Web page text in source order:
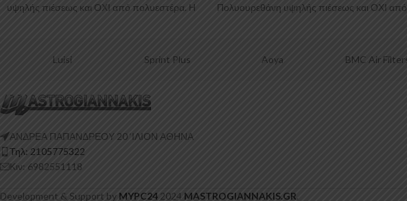
υψηλής πιέσεως και ΟΧΙ από πολυεστέρα. Η
Πολυουρεθάνη υψηλής πιέσεως και ΟΧΙ από
Luisi Sprint Plus Aoya BMC Air Filters
ΑΝΔΡΕΑ ΠΑΠΑΝΔΡΕΟΥ 20 ‘ΙΛΙΟΝ ΑΘΗΝΑ
Τηλ: 2105775322
Κιν: 6982551118
Development & Support by MYPC24 2024 MASTROGIANNAKIS.GR